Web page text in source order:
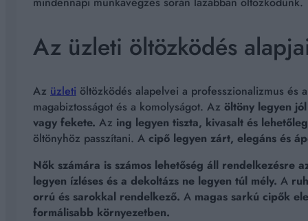
Az üzleti öltözködés
Az üzleti öltözködés alapelvei a professzionalizmus és
magabiztosságot és a komolyságot. Az öltöny legyen
vagy fekete. Az ing legyen tiszta, kivasalt és
öltönyhöz passzítani. A cipő legyen zárt, elegáns és
Nők számára is számos lehetőség áll rendelkezésre
legyen ízléses és a dekoltázs ne legyen túl mély. A
orrú és sarokkal rendelkező. A magas sarkú cipők
formálisabb környezetben.